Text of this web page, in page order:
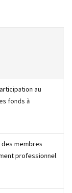
au
fonds à
membres
professionnel